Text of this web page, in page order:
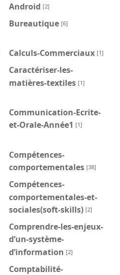
Android [2]
Bureautique [6]
Calculs-Commerciaux [1]
Caractériser-les-
matières-textiles [1]
Communication-Ecrite-
et-Orale-Année1 [1]
Compétences-
comportementales [38]
Compétences-
comportementales-et-
sociales(soft-skills) [2]
Comprendre-les-enjeux-
d’un-système-
d’information [2]
Comptabilité-